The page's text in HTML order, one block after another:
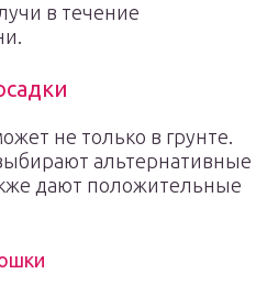
в течение
не только в грунте.
альтернативные
дают положительные